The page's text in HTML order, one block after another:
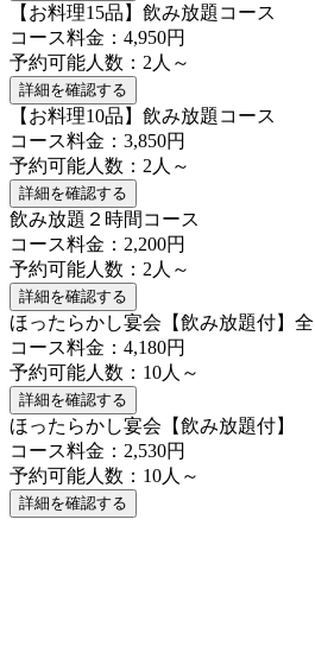
【お料理15品】飲み放題コース
コース料金：4,950円
予約可能人数：2人～
詳細を確認する
【お料理10品】飲み放題コース
コース料金：3,850円
予約可能人数：2人～
詳細を確認する
飲み放題２時間コース
コース料金：2,200円
予約可能人数：2人～
詳細を確認する
ほったらかし宴会【飲み放題付】全
コース料金：4,180円
予約可能人数：10人～
詳細を確認する
ほったらかし宴会【飲み放題付】
コース料金：2,530円
予約可能人数：10人～
詳細を確認する